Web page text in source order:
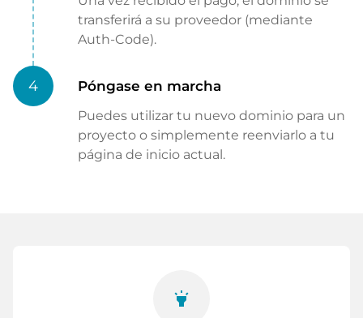
transferirá a su proveedor (mediante
Auth-Code).
4 Póngase en marcha
Puedes utilizar tu nuevo dominio para un
proyecto o simplemente reenviarlo a tu
página de inicio actual.
highlight